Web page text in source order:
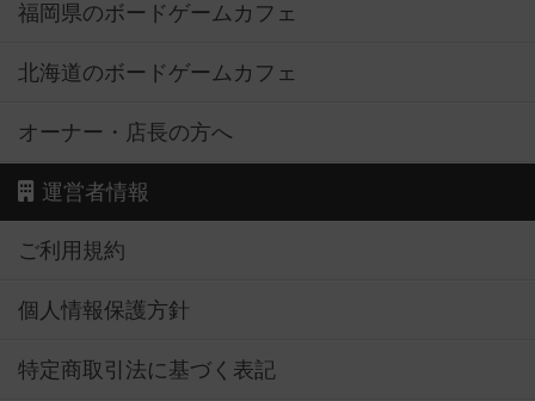
福岡県のボードゲームカフェ
北海道のボードゲームカフェ
オーナー・店長の方へ
運営者情報
ご利用規約
個人情報保護方針
特定商取引法に基づく表記